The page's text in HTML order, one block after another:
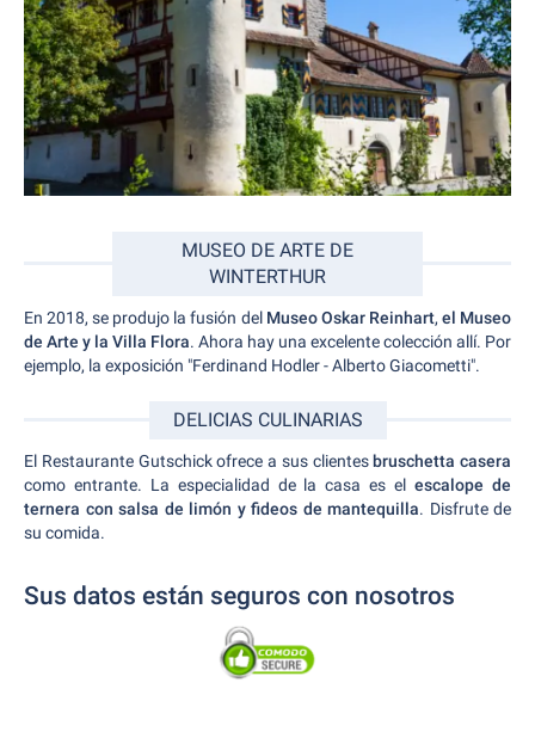
MUSEO DE ARTE DE
WINTERTHUR
En 2018, se produjo la fusión del Museo Oskar Reinhart, el Museo
de Arte y la Villa Flora. Ahora hay una excelente colección allí. Por
ejemplo, la exposición "Ferdinand Hodler - Alberto Giacometti".
DELICIAS CULINARIAS
El Restaurante Gutschick ofrece a sus clientes bruschetta casera
como entrante. La especialidad de la casa es elescalope de
ternera con salsa de limón y fideos de mantequilla. Disfrute de
su comida.
Sus datos están seguros con nosotros